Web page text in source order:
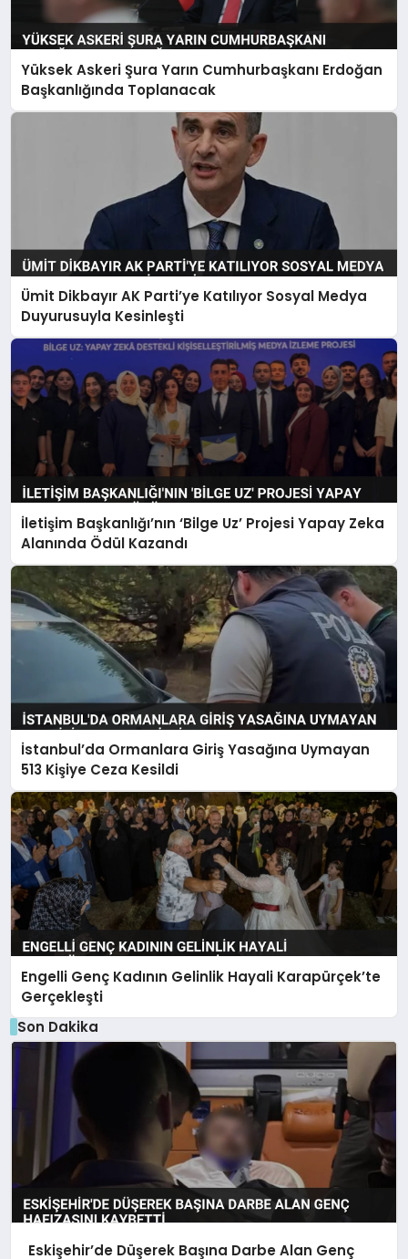
Yüksek Askeri Şura Yarın Cumhurbaşkanı Erdoğan
Başkanlığında Toplanacak
Ümit Dikbayır AK Parti’ye Katılıyor Sosyal Medya
Duyurusuyla Kesinleşti
İletişim Başkanlığı’nın ‘Bilge Uz’ Projesi Yapay Zeka
Alanında Ödül Kazandı
İstanbul’da Ormanlara Giriş Yasağına Uymayan
513 Kişiye Ceza Kesildi
Engelli Genç Kadının Gelinlik Hayali Karapürçek’te
Gerçekleşti
Son Dakika
Eskişehir’de Düşerek Başına Darbe Alan Genç